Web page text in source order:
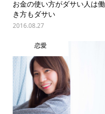
お金の使い方がダサい人は働
き方もダサい
2016.08.27
恋愛